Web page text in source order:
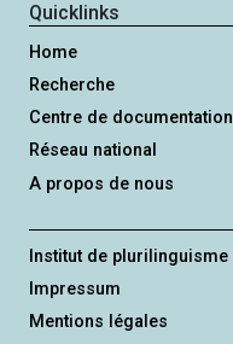
Quicklinks
Home
Recherche
Centre de documentation
Réseau national
A propos de nous
Institut de plurilinguisme
Impressum
Mentions légales